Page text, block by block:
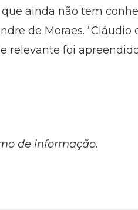
ainda não tem
de Moraes.
relevante foi
de informação.